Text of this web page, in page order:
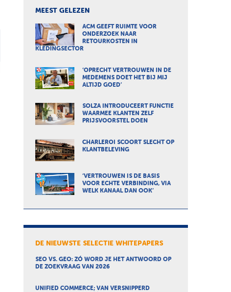
MEEST GELEZEN
ACM GEEFT RUIMTE VOOR
ONDERZOEK NAAR
RETOURKOSTEN IN
KLEDINGSECTOR
‘OPRECHT VERTROUWEN IN DE
MEDEMENS DOET HET BIJ MIJ
ALTIJD GOED’
SOLZA INTRODUCEERT FUNCTIE
WAARMEE KLANTEN ZELF
PRIJSVOORSTEL DOEN
CHARLEROI SCOORT SLECHT OP
KLANTBELEVING
‘VERTROUWEN IS DE BASIS
VOOR ECHTE VERBINDING, VIA
WELK KANAAL DAN OOK’
DE NIEUWSTE SELECTIE WHITEPAPERS
SEO VS. GEO: ZÓ WORD JE HET ANTWOORD OP
DE ZOEKVRAAG VAN 2026
UNIFIED COMMERCE; VAN VERSNIPPERD